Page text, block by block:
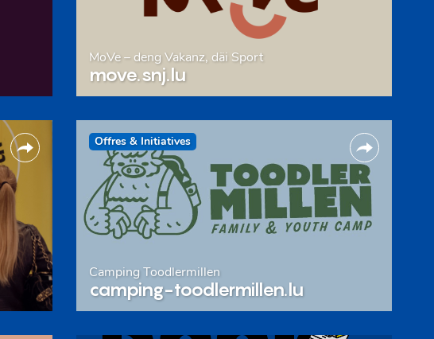
MoVe – deng Vakanz, däi Sport
move.snj.lu
Offres & Initiatives
Camping Toodlermillen
camping-toodlermillen.lu